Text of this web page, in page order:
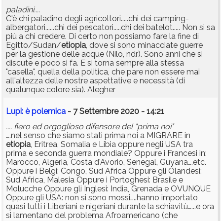
paladini....
C'è chi paladino degli agricoltori.....chi dei camping-
albergatori......chi dei pescatori.....chi dei batelot..... Non si sa
più a chi credere. Di certo non possiamo fare la fine di
Egitto/Sudan/etiopia, dove si sono minacciate guerre
per la gestione delle acque (Nilo, ndr). Sono anni che si
discute e poco si fa. E si torna sempre alla stessa
"casella", quella della politica, che pare non essere mai
all'altezza delle nostre aspettative e necessità (di
qualunque colore sia). Alegher
Lupi: è polemica - 7 Settembre 2020 - 14:21
.... fiero ed orgoglioso difensore del "prima noi"
….nel senso che siamo stati prima noi a MIGRARE in
etiopia, Eritrea, Somalia e Libia oppure negli USA tra
prima e seconda guerra mondiale? Oppure i Francesi in:
Marocco, Algeria, Costa d'Avorio, Senegal, Guyana….etc.
Oppure i Belgi: Congo, Sud Africa Oppure gli Olandesi:
Sud Africa, Malesia Oppure i Portoghesi: Brasile e
Molucche Oppure gli Inglesi: India, Grenada e OVUNQUE
Oppure gli USA: non si sono mossi…..hanno importato
quasi tutti i Liberiani e nigeriani durante la schiavitù…...e ora
si lamentano del problema Afroamericano (che